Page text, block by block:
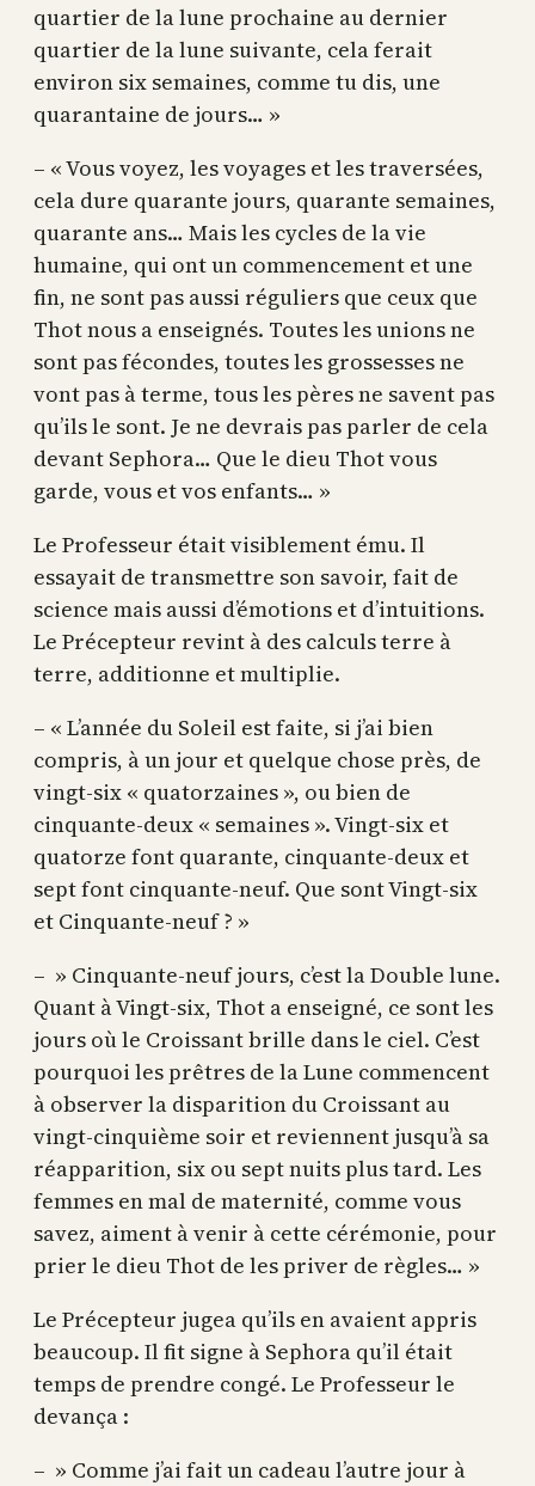
quartier de la lune prochaine au dernier
quartier de la lune suivante, cela ferait
environ six semaines, comme tu dis, une
quarantaine de jours… »
– « Vous voyez, les voyages et les traversées,
cela dure quarante jours, quarante semaines,
quarante ans… Mais les cycles de la vie
humaine, qui ont un commencement et une
fin, ne sont pas aussi réguliers que ceux que
Thot nous a enseignés. Toutes les unions ne
sont pas fécondes, toutes les grossesses ne
vont pas à terme, tous les pères ne savent pas
qu’ils le sont. Je ne devrais pas parler de cela
devant Sephora… Que le dieu Thot vous
garde, vous et vos enfants… »
Le Professeur était visiblement ému. Il
essayait de transmettre son savoir, fait de
science mais aussi d’émotions et d’intuitions.
Le Précepteur revint à des calculs terre à
terre, additionne et multiplie.
– « L’année du Soleil est faite, si j’ai bien
compris, à un jour et quelque chose près, de
vingt-six « quatorzaines », ou bien de
cinquante-deux « semaines ». Vingt-six et
quatorze font quarante, cinquante-deux et
sept font cinquante-neuf. Que sont Vingt-six
et Cinquante-neuf ? »
– » Cinquante-neuf jours, c’est la Double lune.
Quant à Vingt-six, Thot a enseigné, ce sont les
jours où le Croissant brille dans le ciel. C’est
pourquoi les prêtres de la Lune commencent
à observer la disparition du Croissant au
vingt-cinquième soir et reviennent jusqu’à sa
réapparition, six ou sept nuits plus tard. Les
femmes en mal de maternité, comme vous
savez, aiment à venir à cette cérémonie, pour
prier le dieu Thot de les priver de règles… »
Le Précepteur jugea qu’ils en avaient appris
beaucoup. Il fit signe à Sephora qu’il était
temps de prendre congé. Le Professeur le
devança :
– » Comme j’ai fait un cadeau l’autre jour à